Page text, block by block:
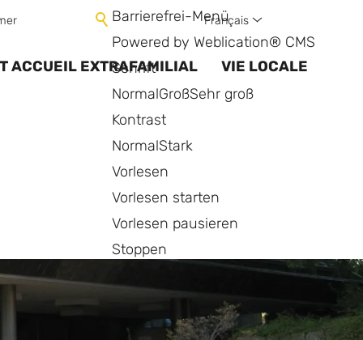
Barrierefrei-Menü
Powered by Weblication® CMS
Schrift
NormalGroßSehr groß
Kontrast
NormalStark
Vorlesen
Vorlesen starten
Vorlesen pausieren
Stoppen
Français
ACCUEIL EXTRAFAMILIAL VIE LOCALE